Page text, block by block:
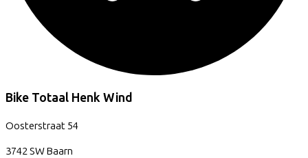
Bike Totaal Henk Wind
Oosterstraat54
3742 SWBaarn